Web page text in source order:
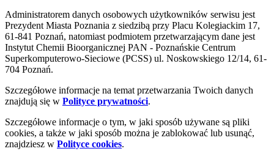
Administratorem danych osobowych użytkowników serwisu jest
Prezydent Miasta Poznania z siedzibą przy Placu Kolegiackim 17,
61-841 Poznań, natomiast podmiotem przetwarzającym dane jest
Instytut Chemii Bioorganicznej PAN - Poznańskie Centrum
Superkomputerowo-Sieciowe (PCSS) ul. Noskowskiego 12/14, 61-
704 Poznań.
Szczegółowe informacje na temat przetwarzania Twoich danych
znajdują się w Polityce prywatności.
Szczegółowe informacje o tym, w jaki sposób używane są pliki
cookies, a także w jaki sposób można je zablokować lub usunąć,
znajdziesz w Polityce cookies.